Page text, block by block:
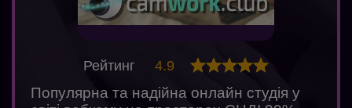
Популярна та надійна онлайн студія у
Рейтинг 4.9